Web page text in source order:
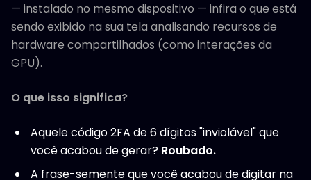
— instalado no mesmo dispositivo — infira o que está
sendo exibido na sua tela analisando recursos de
hardware compartilhados (como interações da
GPU).
O que isso significa?
Aquele código 2FA de 6 dígitos "inviolável" que
você acabou de gerar? Roubado.
A frase-semente que você acabou de digitar na